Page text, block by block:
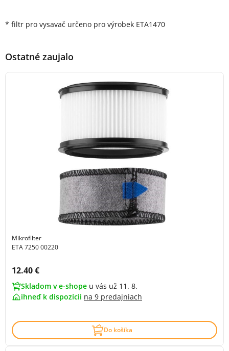
* filtr pro vysavač určeno pro výrobek ETA1470
Ostatné zaujalo
Mikrofilter
ETA 7250 00220
Cena s DPH:
12.40 €
Skladom v e-shope u vás už 11. 8.
ihneď k dispozícii na 9 predajniach
Do košíka